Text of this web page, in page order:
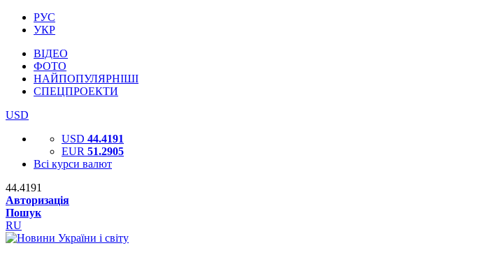
РУС
УКР
ВІДЕО
ФОТО
НАЙПОПУЛЯРНІШІ
СПЕЦПРОЕКТИ
USD
USD 44.4191
EUR 51.2905
Всі курси валют
44.4191
Авторизація
Пошук
RU